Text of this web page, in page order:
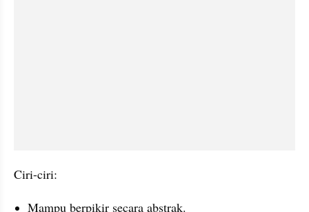
Ciri-ciri:
Mampu berpikir secara abstrak.